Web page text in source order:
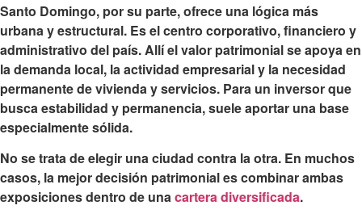
Santo Domingo, por su parte, ofrece una lógica más
urbana y estructural. Es el centro corporativo, financiero y
administrativo del país. Allí el valor patrimonial se apoya en
la demanda local, la actividad empresarial y la necesidad
permanente de vivienda y servicios. Para un inversor que
busca estabilidad y permanencia, suele aportar una base
especialmente sólida.
No se trata de elegir una ciudad contra la otra. En muchos
casos, la mejor decisión patrimonial es combinar ambas
exposiciones dentro de unacartera diversificada.